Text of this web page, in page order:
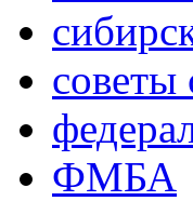
советы
ФМБА